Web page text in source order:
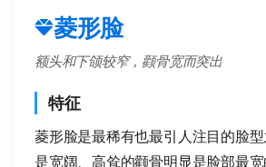
菱形脸
额头和下颌较窄，颧骨宽而突出
特征
菱形脸是最稀有也最引人注目的脸
是宽阔、高耸的颧骨明显是脸部最